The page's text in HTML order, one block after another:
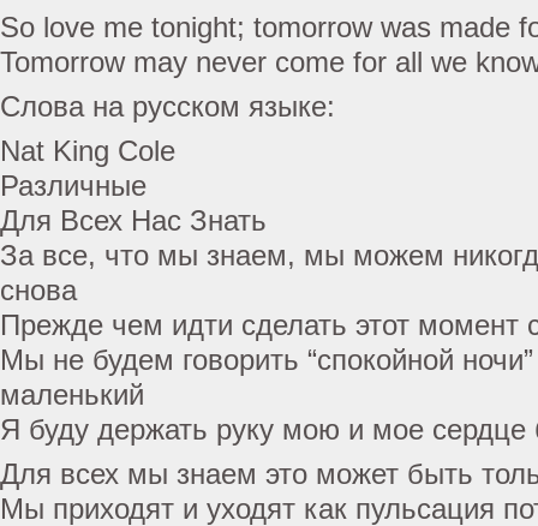
So love me tonight; tomorrow was made
Tomorrow may never come for all we
Слова на русском языке:
Nat King Cole
Различные
Для Всех Нас Знать
За все, что мы знаем, мы можем
снова
Прежде чем идти сделать этот момент
Мы не будем говорить “спокойной
маленький
Я буду держать руку мою и мое сердце
Для всех мы знаем это может быть
Мы приходят и уходят как пульсация